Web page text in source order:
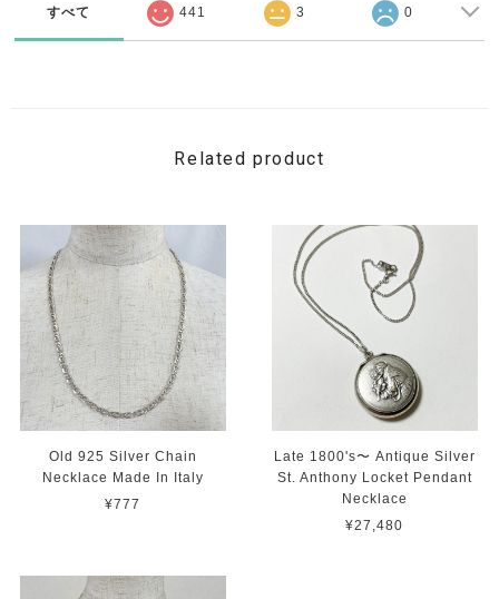
すべて 441 3 0
Related product
Old 925 Silver Chain
Necklace Made In Italy
¥777
Late 1800's〜 Antique Silver
St. Anthony Locket Pendant
Necklace
¥27,480